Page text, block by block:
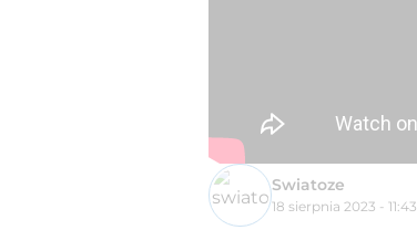
Swiatoze
18 sierpnia 2023 - 11:43